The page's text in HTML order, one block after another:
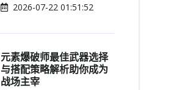
2026-07-22 01:51:52
元素爆破师最佳武器选择
与搭配策略解析助你成为
战场主宰